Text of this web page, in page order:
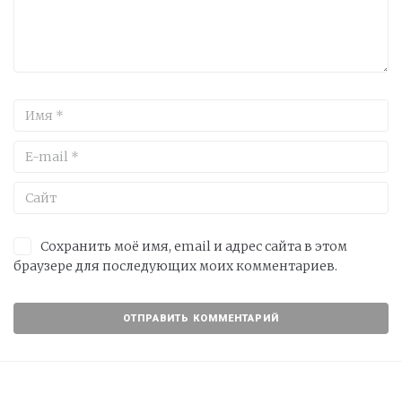
Сохранить моё имя, email и адрес сайта в этом
браузере для последующих моих комментариев.